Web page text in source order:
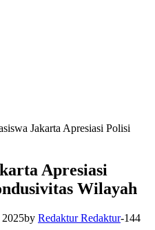
Jakarta Apresiasi Polisi
Apresiasi
Wilayah
2025by Redaktur Redaktur-144